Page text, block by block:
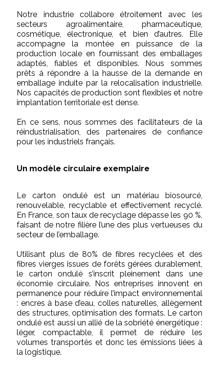
Notre industrie collabore étroitement avec les
secteurs agroalimentaire, pharmaceutique,
cosmétique, électronique, et bien d’autres. Elle
accompagne la montée en puissance de la
production locale en fournissant des emballages
adaptés, fiables et disponibles. Nous sommes
prêts à répondre à la hausse de la demande en
emballage induite par la relocalisation industrielle.
Nos capacités de production sont flexibles et notre
implantation territoriale est dense.
En ce sens, nous sommes des facilitateurs de la
réindustrialisation, des partenaires de confiance
pour les industriels français.
Un modèle circulaire exemplaire
Le carton ondulé est un matériau biosourcé,
renouvelable, recyclable et effectivement recyclé.
En France, son taux de recyclage dépasse les 90 %,
faisant de notre filière l’une des plus vertueuses du
secteur de l’emballage.
Utilisant plus de 80% de fibres recyclées et des
fibres vierges issues de forêts gérées durablement,
le carton ondulé s’inscrit pleinement dans une
économie circulaire. Nos entreprises innovent en
permanence pour réduire l’impact environnemental
: encres à base d’eau, colles naturelles, allègement
des structures, optimisation des formats. Le carton
ondulé est aussi un allié de la sobriété énergétique :
léger, compactable, il permet de réduire les
volumes transportés et donc les émissions liées à
la logistique.